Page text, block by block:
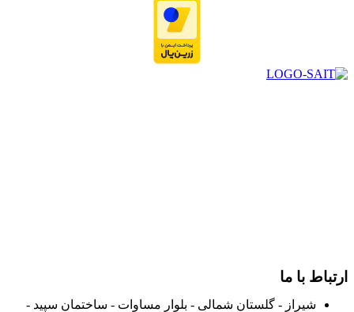
ارتباط با ما
شیراز - گلستان شمالی - بلوار مساوات - ساختمان سپید -